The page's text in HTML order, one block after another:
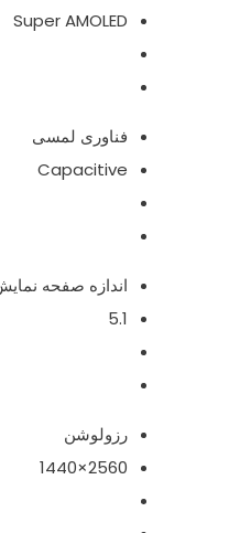
Super AMOLED
فناوری لمسی
Capacitive
اندازه صفحه
5.1
رزولوشن
2560×1440